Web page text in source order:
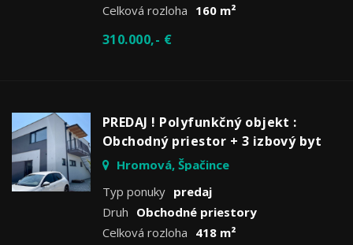
Celková rozloha 160 m²
310.000,- €
PREDAJ ! Polyfunkčný objekt :
Obchodný priestor + 3 izbový byt
Hromová, Špačince
Typ ponuky predaj
Druh Obchodné priestory
Celková rozloha 418 m²